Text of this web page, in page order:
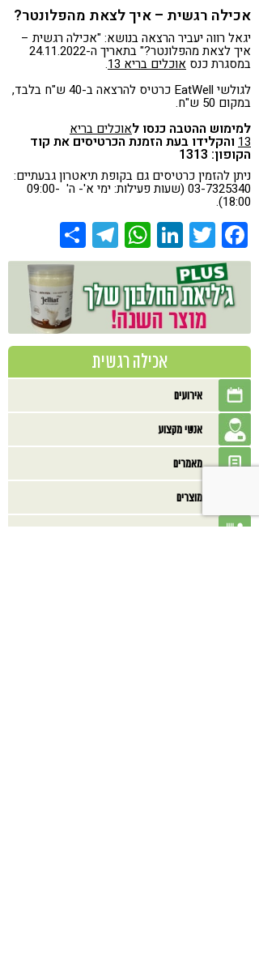
אכילה רגשית – איך לצאת מהפלונטר?
יגאל רווה יעביר הרצאה בנושא: "אכילה רגשית –
איך לצאת מהפלונטר?" בתאריך ה-24.11.2022
במסגרת כנס אוכלים בריא 13
.
לגולשי EatWell כרטיס להרצאה ב-40 ש"ח בלבד,
במקום 50 ש"ח.
למימוש ההטבה כנסו לאוכלים בריא
13 והקלידו בעת הזמנת הכרטיסים את קוד
הקופון: 1313
ניתן להזמין כרטיסים גם בקופת תיאטרון גבעתיים:
03-7325340 (שעות פעילות: ימי א'- ה' 09:00-
18:00).
Facebook
Twitter
LinkedIn
WhatsApp
Telegram
אכילה רגשית
אירועים
אנשי מקצוע
מאמרים
מוצרים